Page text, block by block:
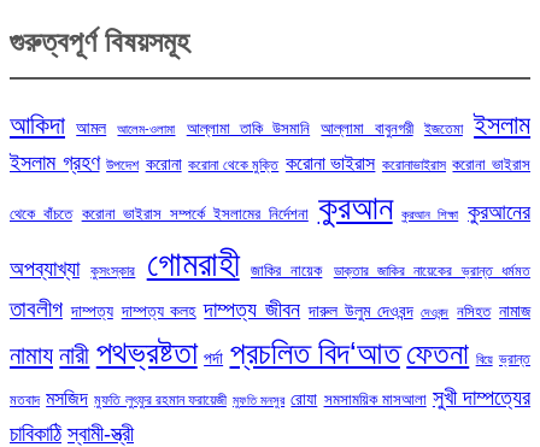
গুরুত্বপূর্ণ বিষয়সমূহ
আকিদা আমল আলেম-ওলামা আল্লামা তাকি উসমানি আল্লামা বাবুনগরী ইজতেমা ইসলাম
ইসলাম গ্রহণ উপদেশ করোনা করোনা থেকে মুক্তি করোনা ভাইরাস করোনাভাইরাস করোনা ভাইরাস
থেকে বাঁচতে করোনা ভাইরাস সম্পর্কে ইসলামের নির্দেশনা কুরআন কুরআন শিক্ষা কুরআনের
অপব্যাখ্যা কুসংস্কার গোমরাহী জাকির নায়েক ডাক্তার জাকির নায়েকের ভ্রান্ত ধর্মমত
তাবলীগ দাম্পত্য দাম্পত্য কলহ দাম্পত্য জীবন দারুল উলুম দেওবন্দ দেওবন্দ নসিহত নামাজ
নামায নারী পথভ্রষ্টতা পর্দা প্রচলিত বিদ‘আত ফেতনা বিয়ে ভ্রান্ত
মতবাদ মসজিদ মুফতি লুৎফুর রহমান ফরায়েজী মুফতি মনসুর রোযা সমসাময়িক মাসআলা সুখী দাম্পত্যের
চাবিকাঠি স্বামী-স্ত্রী